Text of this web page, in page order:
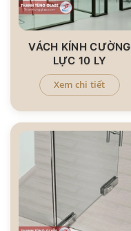
VÁCH KÍNH CƯỜNG
LỰC 10 LY
Xem chi tiết